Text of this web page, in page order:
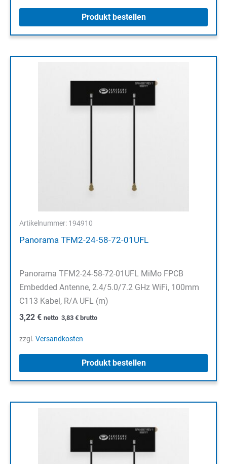
Produkt bestellen
Artikelnummer: 194910
Panorama TFM2-24-58-72-01UFL
Panorama TFM2-24-58-72-01UFL MiMo FPCB
Embedded Antenne, 2.4/5.0/7.2 GHz WiFi, 100mm
C113 Kabel, R/A UFL (m)
3,22 € netto 3,83 € brutto
zzgl. Versandkosten
Produkt bestellen